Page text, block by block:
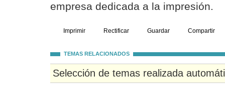
empresa dedicada a la impresión.
Imprimir Rectificar Guardar Compartir
TEMAS RELACIONADOS
Selección de temas realizada